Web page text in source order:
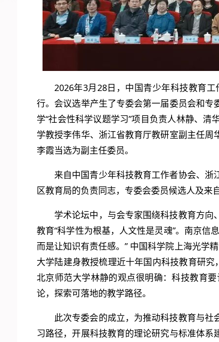
2026年3月28日，中国青少年科技教育
行。会议选举产生了专委会第一届委员会和
学“社会性科学议题学习”项目负责人林静、
学教授李伟华、浙江省教育厅教研室副主任
李霞当选为副主任委员。
来自中国青少年科技教育工作者协会、
区教育局的负责同志，专委会委员候选人及来
学术论坛中，与会专家围绕科技教育方
教育“科学性为根基，人文性是灵魂”。南京信
而是让知识有责任感。” 中国科学院上海光学
大学陆建身教授梳理近十年国内科技教育研
北京师范大学林静的观点很明确：科技教育
论，探索可落地的教学路径。
此次专委会的成立，为推动科技教育与
习路径，开展科技教育的理论研究与标准体